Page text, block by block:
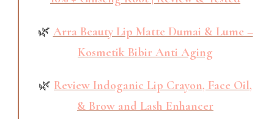
🌿 Arra Beauty Lip Matte Dumai & Lume –
Kosmetik Bibir Anti Aging
🌿 Review Indoganic Lip Crayon, Face Oil,
& Brow and Lash Enhancer